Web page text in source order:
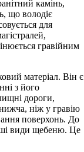
камінь,
що володіє
для
гравійним
матеріал. Він є
з його
дороги,
ніж у гравію
поверхонь. До
види щебеню. Це